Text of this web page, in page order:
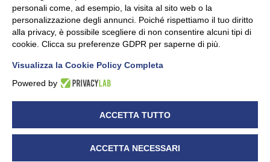
PEC: unidata.sondrio@legalmail.it
Cap. soc. euro 100.000,00 i.v.
UNIDATA - Informativa privacy (per i clienti)
UNIDATA - Whistleblowing
personali come, ad esempio, la visita al sito web o la
personalizzazione degli annunci. Poiché rispettiamo il tuo diritto
alla privacy, è possibile scegliere di non consentire alcuni tipi di
cookie. Clicca su preferenze GDPR per saperne di più.
Visualizza la Cookie Policy Completa
Powered by
ACCETTA TUTTO
ACCETTA NECESSARI